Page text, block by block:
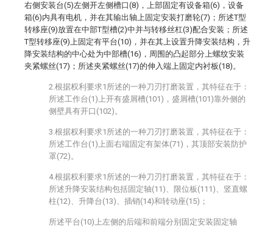
右侧安装台(5)左侧开左侧槽口(8)，上部固定有设备箱(6)，设备
箱(6)内具有电机，并在其输出轴上固定安装打磨轮(7)；所述T型
转移座(9)放置在中部T型槽(2)中并与转移丝杠(3)配合安装；所述
T型转移座(9)上固定有平台(10)，并在其上设置升降安装结构，升
降安装结构的中心处为中部槽(16)，周围的凸起部分上螺纹安装
夹紧螺丝(17)；所述夹紧螺丝(17)的伸入端上固定内衬板(18)。
2.根据权利要求1所述的一种刀刃打磨装置，其特征在于：
所述工作台(1)上开有盛屑槽(101)，盛屑槽(101)靠外侧的
侧壁具有开口(102)。
3.根据权利要求1所述的一种刀刃打磨装置，其特征在于：
所述工作台(1)上面右端固定有架体(71)，其顶部安装防护
罩(72)。
4.根据权利要求1所述的一种刀刃打磨装置，其特征在于：
所述升降安装结构包括固定轴(11)、限位板(111)、竖直螺
柱(12)、升降台(13)、插销(14)和转动座(15)；
所述平台(10)上左侧的后端和前端分别固定安装固定轴